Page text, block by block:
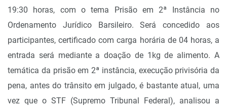
19:30 horas, com o tema Prisão em 2ª Instância no
Ordenamento Jurídico Barsileiro. Será concedido aos
participantes, certificado com carga horária de 04 horas, a
entrada será mediante a doação de 1kg de alimento. A
temática da prisão em 2ª instância, execução privisória da
pena, antes do trânsito em julgado, é bastante atual, uma
vez que o STF (Supremo Tribunal Federal), analisou a